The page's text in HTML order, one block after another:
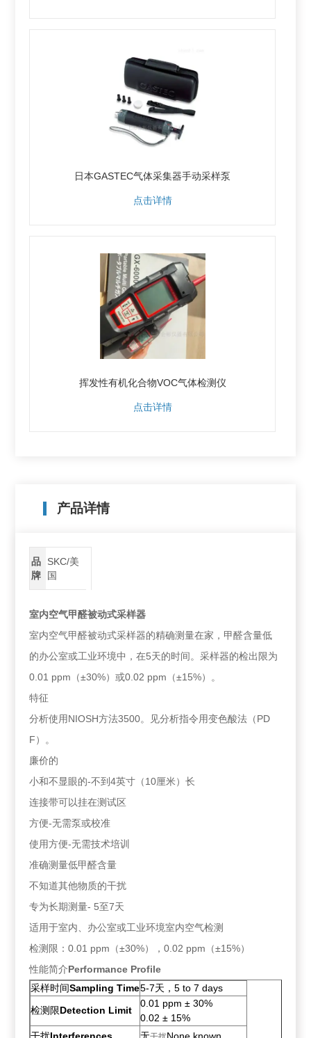
日本GASTEC气体采集器手动采样泵
点击详情
挥发性有机化合物VOC气体检测仪
点击详情
产品详情
品
牌
SKC/美
国
室内空气甲醛被动式采样器
室内空气甲醛被动式采样器的精确测量在家，甲醛含量低
的办公室或工业环境中，在5天的时间。采样器的检出限为
0.01 ppm（±30%）或0.02 ppm（±15%）。
特征
分析使用NIOSH方法3500。见分析指令用变色酸法（PD
F）。
廉价的
小和不显眼的-不到4英寸（10厘米）长
连接带可以挂在测试区
方便-无需泵或校准
使用方便-无需技术培训
准确测量低甲醛含量
不知道其他物质的干扰
专为长期测量- 5至7天
适用于室内、办公室或工业环境室内空气检测
检测限：0.01 ppm（±30%），0.02 ppm（±15%）
性能简介Performance Profile
采样时间Sampling Time5-7天，5 to 7 days
检测限Detection Limit
0.01 ppm ± 30%
0.02 ± 15%